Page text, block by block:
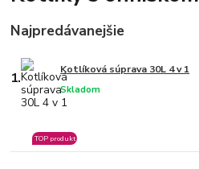
Najpredávanejšie
1. Kotlíková súprava 30L 4 v 1
Skladom
TOP produkt